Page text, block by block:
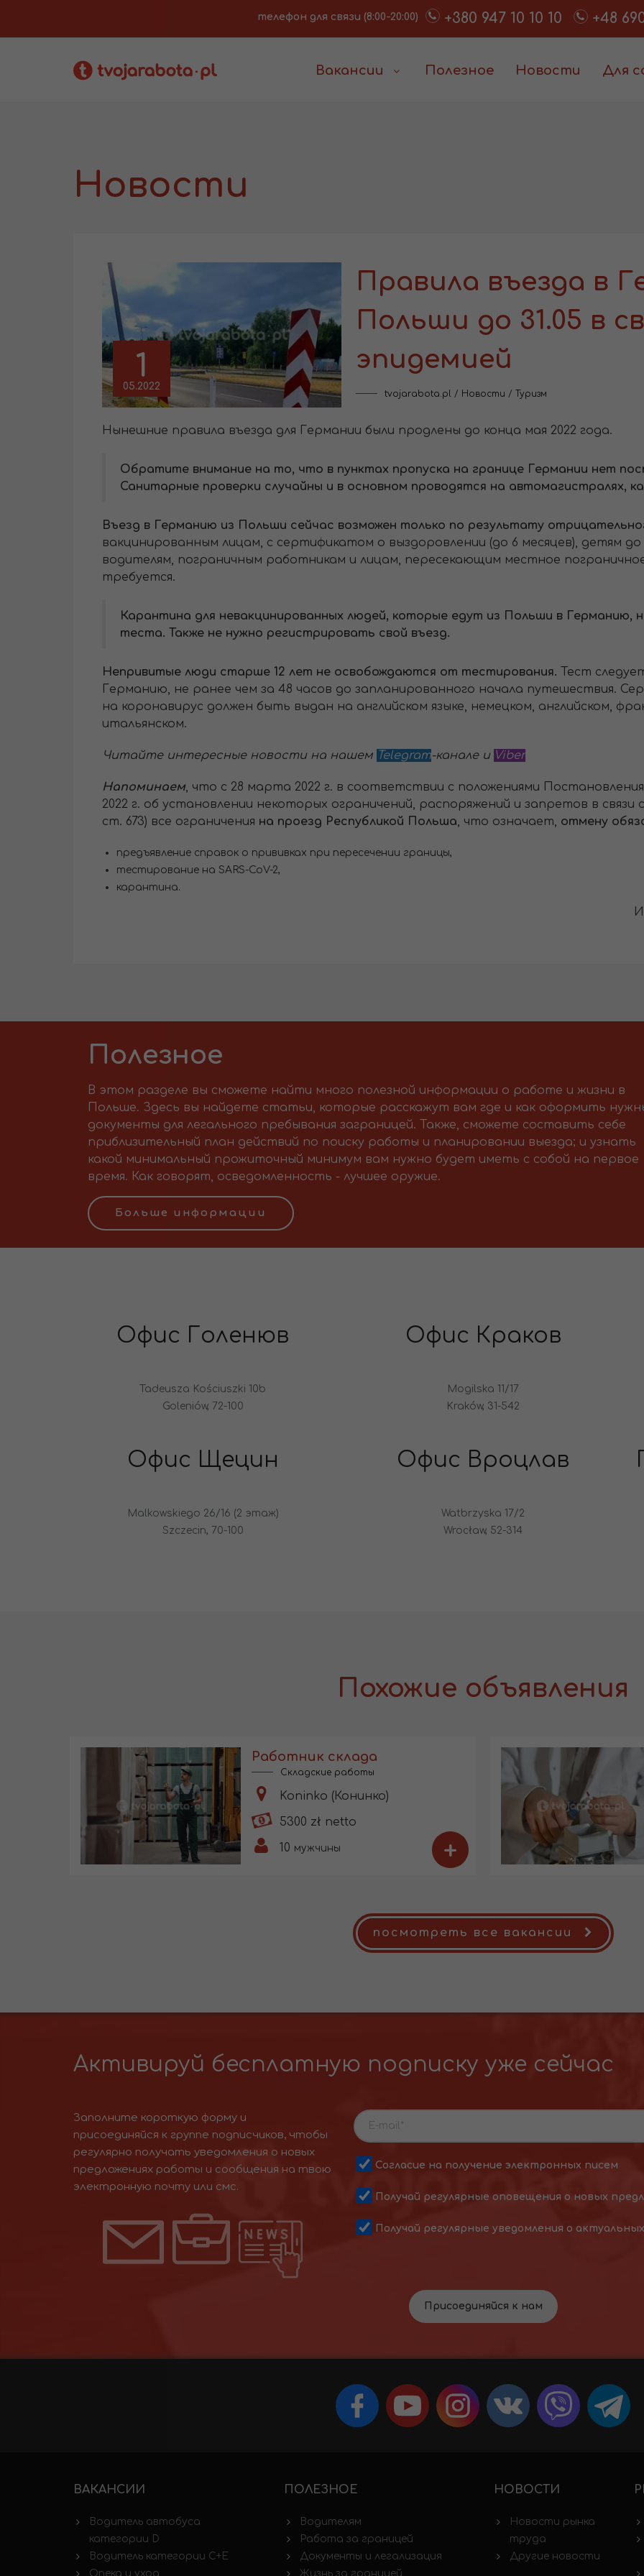
телефон для связи (8:00-20:00) +380 947 10 10 10 +48
Вакансии Полезное Новости Для
Новости
1
05.2022
Правила въезда в
Польши до 31.05 в
эпидемией
tvojarabota.pl / Новости / Туризм
Нынешние правила въезда для Германии были продлены до конца мая 2022 года.
Обратите внимание на то, что в пунктах пропуска на границе Германии нет
Санитарные проверки случайны и в основном проводятся на автомагистралях,
Въезд в Германию из Польши сейчас возможен только по результату
вакцинированным лицам, с сертификатом о выздоровлении (до 6 месяцев), детям
водителям, пограничным работникам и лицам, пересекающим местное
требуется.
Карантина для невакцинированных людей, которые едут из Польши в Германию,
теста. Также не нужно регистрировать свой въезд.
Непривитые люди старше 12 лет не освобождаются от тестирования.
Тест
Германию, не ранее чем за 48 часов до запланированного начала путешествия.
на коронавирус должен быть выдан на английском языке, немецком, английском,
итальянском.
Читайте интересные новости на нашем Telegram-канале и Viber
Напоминаем, что с 28 марта 2022 г. в соответствии с положениями
2022 г. об установлении некоторых ограничений, распоряжений и запретов в
ст. 673) все ограничения на проезд Республикой Польша, что означает, отмену
предъявление справок о прививках при пересечении границы,
тестирование на SARS-CoV-2,
карантина.
Полезное
В этом разделе вы сможете найти много полезной информации о работе и жизни в
Польше. Здесь вы найдете статьи, которые расскажут вам где и как оформить
документы для легального пребывания заграницей. Также, сможете составить себе
приблизительный план действий по поиску работы и планировании выезда; и узнать
какой минимальный прожиточный минимум вам нужно будет иметь с собой на первое
время. Как говорят, осведомленность - лучшее оружие.
Больше информации
Офис Голенюв
Tadeusza Kościuszki 10b
Goleniów, 72-100
Офис Краков
Mogilska 11/17
Kraków, 31-542
Офис Щецин
Malkowskiego 26/16 (2 этаж)
Szczecin, 70-100
Офис Вроцлав
Watbrzyska 17/2
Wrocław, 52-314
Похожие объявления
Работник склада
Складские работы
Koninko (Конинко)
5300 zł netto
10 мужчины +
посмотреть все вакансии
Активируй бесплатную подписку уже сейчас
Заполните короткую форму и
присоединяйся к группе подписчиков, чтобы
регулярно получать уведомления о новых
предложениях работы и сообщения на твою
электронную почту или смс.
Согласие на получение электронных писем
Получай регулярные оповещения о новых
Получай регулярные уведомления о
Присоединяйся к нам
ВАКАНСИИ
Водитель автобуса
категории D
Водитель категории C+E
Опека и уход
ПОЛЕЗНОЕ
Водителям
Работа за границей
Документы и легализация
Жизнь за границей
НОВОСТИ
Новости рынка
труда
Другие новости